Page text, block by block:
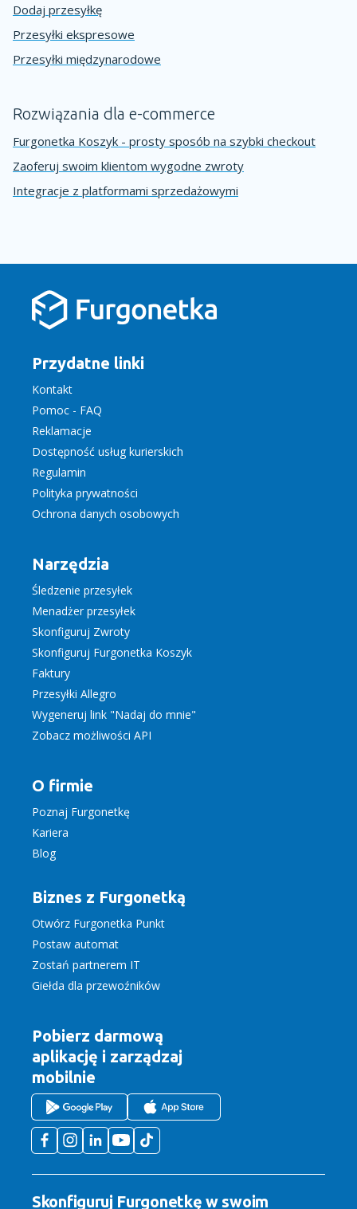
Dodaj przesyłkę
Przesyłki ekspresowe
Przesyłki międzynarodowe
Rozwiązania dla e-commerce
Furgonetka Koszyk - prosty sposób na szybki checkout
Zaoferuj swoim klientom wygodne zwroty
Integracje z platformami sprzedażowymi
Przydatne linki
Kontakt
Pomoc - FAQ
Reklamacje
Dostępność usług kurierskich
Regulamin
Polityka prywatności
Ochrona danych osobowych
Narzędzia
Śledzenie przesyłek
Menadżer przesyłek
Skonfiguruj Zwroty
Skonfiguruj Furgonetka Koszyk
Faktury
Przesyłki Allegro
Wygeneruj link "Nadaj do mnie"
Zobacz możliwości API
O firmie
Poznaj Furgonetkę
Kariera
Blog
Biznes z Furgonetką
Otwórz Furgonetka Punkt
Postaw automat
Zostań partnerem IT
Giełda dla przewoźników
Pobierz darmową
aplikację i zarządzaj
mobilnie
Skonfiguruj Furgonetkę w swoim